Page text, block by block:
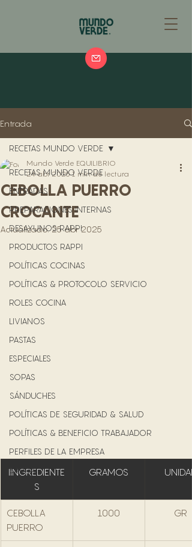
Entrada
RECETAS MUNDO VERDE
ENTRADAS
PREPARACIONES INTERNAS
DESAYUNOS RAPPI
PRODUCTOS RAPPI
POLÍTICAS COCINAS
POLÍTICAS & PROTOCOLO SERVICIO
ROLES COCINA
LIVIANOS
PASTAS
ESPECIALES
SOPAS
SÁNDUCHES
POLÍTICAS DE SEGURIDAD & SALUD
POLÍTICAS & BENEFICIO TRABAJADOR
PERFILES DE LA EMPRESA
BARRA
RECETAS MUNDO VERDE
CEBOLLA PUERRO
CROCANTE
Mundo Verde EQUILIBRIO
24 abr 20251 min de lectura
Actualizado:25 abr 2025
IINGREDIENTE
S
GRAMOS UNIDAD
CEBOLLA
PUERRO
1000 GR